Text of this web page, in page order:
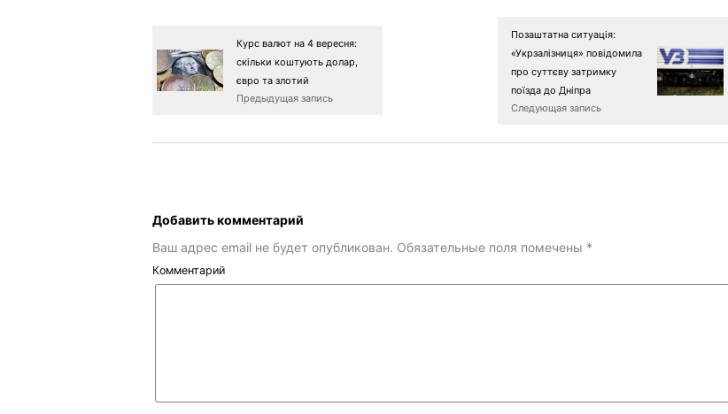
Курс валют на 4 вересня:
скільки коштують долар,
євро та злотий
Предыдущая запись
Позаштатна ситуація:
«Укрзалізниця» повідомила
про суттєву затримку
поїзда до Дніпра
Следующая запись
Добавить комментарий
Ваш адрес email не будет опубликован. Обязательные поля помечены *
Комментарий